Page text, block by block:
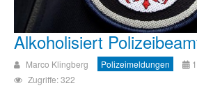
Alkoholisiert
Marco Klingberg Polizeimeldungen
Zugriffe: 322